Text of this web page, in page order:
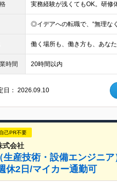
時間 20時間以内
日：2026.09.10
自己PR不要
式会社
生産技術・設備エンジニ
休2日/マイカー通勤可